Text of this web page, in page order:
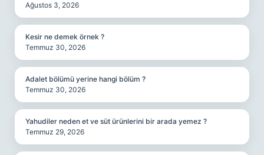
Ağustos 3, 2026
Kesir ne demek örnek ?
Temmuz 30, 2026
Adalet bölümü yerine hangi bölüm ?
Temmuz 30, 2026
Yahudiler neden et ve süt ürünlerini bir arada yemez ?
Temmuz 29, 2026